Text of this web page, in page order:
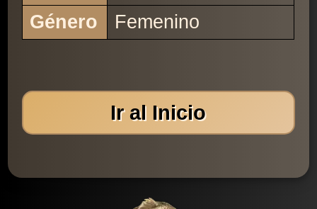
Género
Femenino
Ir al Inicio